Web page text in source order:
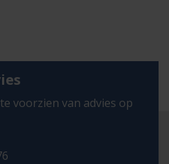
voorzien van advies op